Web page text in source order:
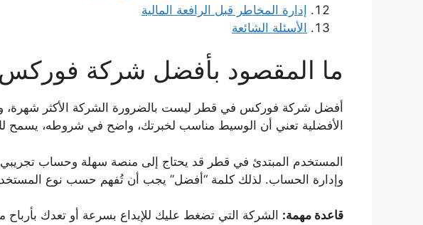
إدارة المخاطر قبل الرافعة المالية
الأسئلة الشائعة
ما المقصود بأفضل شركة
أفضل شركة فوركس في قطر ليست بالضرورة الشركة الأكثر شهرة،
الأفضلية تعني أن الوسيط مناسب لخبرتك، واضح في شروطه، يسمح لك
المستخدم المبتدئ في قطر قد يحتاج إلى منصة سهلة وحساب تجريبي
وإدارة الحساب. لذلك كلمة “أفضل” يجب أن تُفهم حسب نوع
قاعدة مهمة: الشركة التي تضغط عليك للإيداع بسرعة أو تعدك بأرباح